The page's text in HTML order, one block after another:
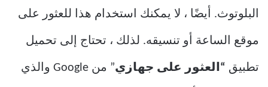
البلوتوث. أيضًا ، لا يمكنك استخدام هذا للعثور على
موقع الساعة أو تنسيقه. لذلك ، تحتاج إلى تحميل
تطبيق “العثور على جهازي ” من Google والذي